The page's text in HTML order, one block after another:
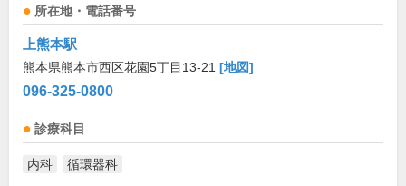
所在地・電話番号
上熊本駅
熊本県熊本市西区花園5丁目13-21 [地図]
096-325-0800
診療科目
内科 循環器科